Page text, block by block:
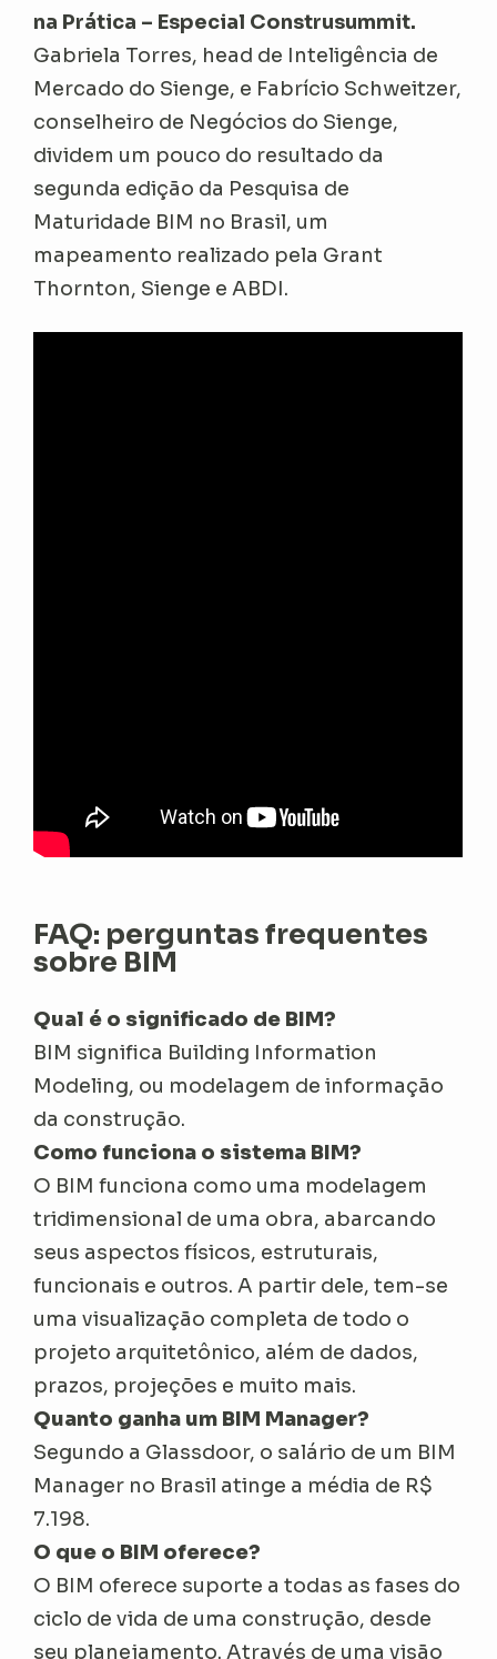
na Prática – Especial Construsummit.
Gabriela Torres, head de Inteligência de
Mercado do Sienge, e Fabrício Schweitzer,
conselheiro de Negócios do Sienge,
dividem um pouco do resultado da
segunda edição da Pesquisa de
Maturidade BIM no Brasil, um
mapeamento realizado pela Grant
Thornton, Sienge e ABDI.
FAQ: perguntas frequentes
sobre BIM
Qual é o significado de BIM?
BIM significa Building Information
Modeling, ou modelagem de informação
da construção.
Como funciona o sistema BIM?
O BIM funciona como uma modelagem
tridimensional de uma obra, abarcando
seus aspectos físicos, estruturais,
funcionais e outros. A partir dele, tem-se
uma visualização completa de todo o
projeto arquitetônico, além de dados,
prazos, projeções e muito mais.
Quanto ganha um BIM Manager?
Segundo a Glassdoor, o salário de um BIM
Manager no Brasil atinge a média de R$
7.198.
O que o BIM oferece?
O BIM oferece suporte a todas as fases do
ciclo de vida de uma construção, desde
seu planejamento. Através de uma visão